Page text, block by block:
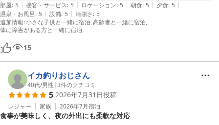
す。
部屋: 5 | 接客・サービス: 5 | ロケーション: 5 | 朝食: 5 | 夕食: 5 |
温泉・お風呂: 5 | 設備: 5 | 清潔さ: 5
追加情報:小さな子供と一緒に宿泊 高齢者と一緒に宿泊
体に障害がある方と一緒に宿泊
15
イカ釣りおじさん
40代/男性 |3件のクチコミ
5 2026年7月31日投稿
レジャー 家族 2026年7月宿泊
食事が美味しく、夜の外出にも柔軟な対応